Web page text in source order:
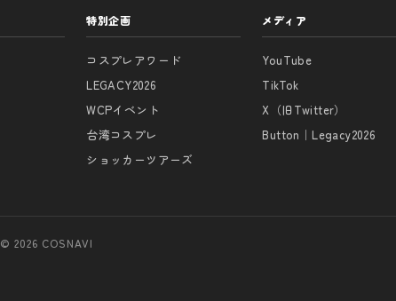
特別企画
コスプレアワード
LEGACY2026
WCPイベント
台湾コスプレ
ショッカーツアーズ
メディア
YouTube
TikTok
X（旧Twitter）
Button｜Legacy2026
© 2026 COSNAVI